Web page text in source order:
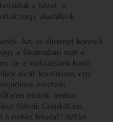
a házat, a
nagy akadályok.
Azt az élményt könnyű
a fővárosban már a
de a költözésünk körül
kicsit komikusan, egy
éreztem
éltünk, amikor
fűteni. Gondoltam,
a nehéz feladat? Aztán